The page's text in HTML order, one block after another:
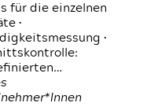
für die einzelnen
•
•